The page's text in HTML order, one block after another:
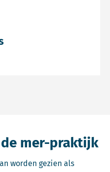
1/R4
mer-praktijk
worden gezien als